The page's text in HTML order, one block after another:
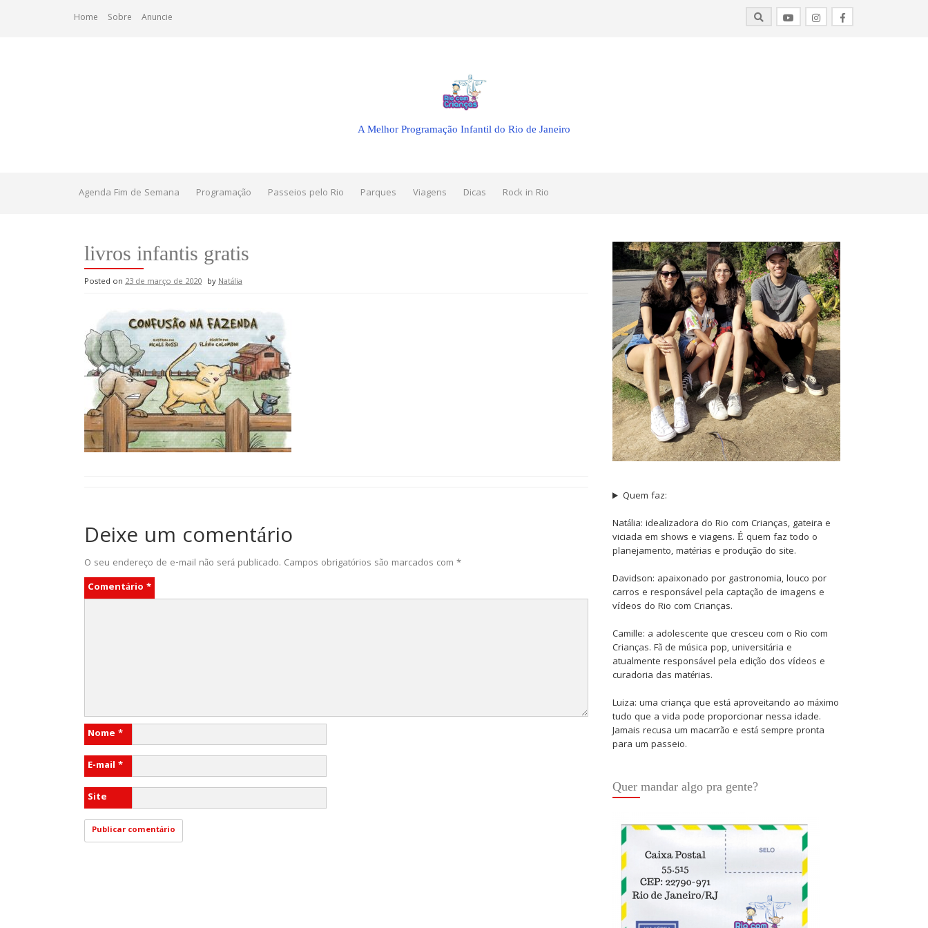
Home Sobre Anuncie
A Melhor Programação Infantil do Rio de Janeiro
Agenda Fim de Semana Programação Passeios pelo Rio Parques Viagens Dicas Rock in Rio
livros infantis gratis
Posted on 23 de março de 2020 byNatália
Deixe um comentário
O seu endereço de e-mail não será publicado. Campos obrigatórios são marcados com *
Comentário *
Nome *
E-mail *
Site
Quem faz:
Natália: idealizadora do Rio com Crianças, gateira e
viciada em shows e viagens. É quem faz todo o
planejamento, matérias e produção do site.
Davidson: apaixonado por gastronomia, louco por
carros e responsável pela captação de imagens e
vídeos do Rio com Crianças.
Camille: a adolescente que cresceu com o Rio com
Crianças. Fã de música pop, universitária e
atualmente responsável pela edição dos vídeos e
curadoria das matérias.
Luiza: uma criança que está aproveitando ao máximo
tudo que a vida pode proporcionar nessa idade.
Jamais recusa um macarrão e está sempre pronta
para um passeio.
Quer mandar algo pra gente?